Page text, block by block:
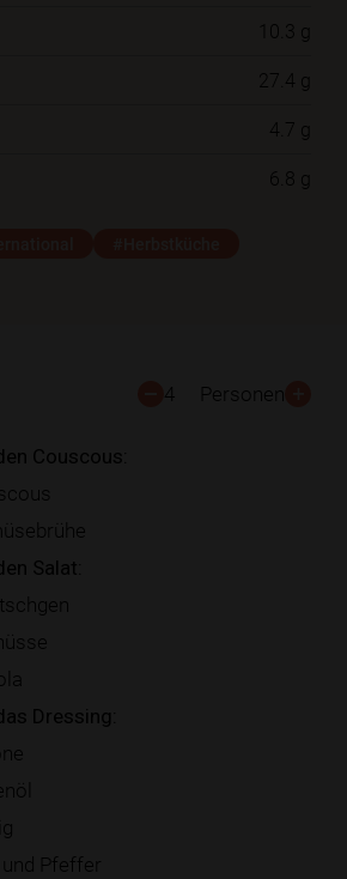
10.3 g
27.4 g
4.7 g
6.8 g
4 Personen
Couscous:
Salat:
Dressing:
Pfeffer